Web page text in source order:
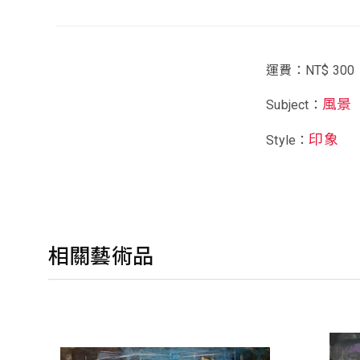
運費：NT$ 300
Subject： 風景
Style：印象
相關藝術品